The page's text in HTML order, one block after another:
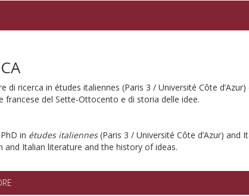
di ricerca in études italiennes (Paris 3 / Université Côte
francese del Sette-Ottocento e di storia delle idee.
in études italiennes(Paris 3 / Université Côte d’Azur) and
and Italian literature and the history of ideas.